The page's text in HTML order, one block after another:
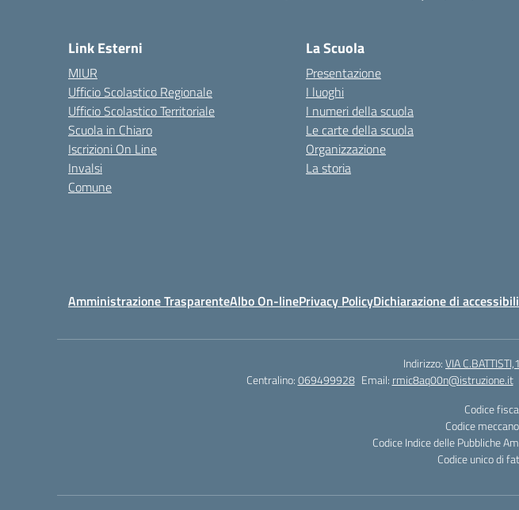
Link Esterni
MIUR
Ufficio Scolastico Regionale
Ufficio Scolastico Territoriale
Scuola in Chiaro
Iscrizioni On Line
Invalsi
Comune
La Scuola
Presentazione
I luoghi
I numeri della scuola
Le carte della scuola
Organizzazione
La storia
Amministrazione TrasparenteAlbo On-linePrivacy PolicyDichiarazione di
Indirizzo:VIA
Centralino:069499928 Email: rmic8aq00n@istruzione.it
Codice
Codice
Codice Indice delle Pubbliche
Codice unico di